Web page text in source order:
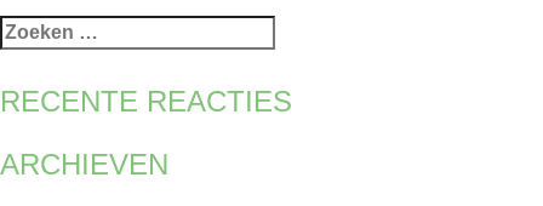
NAVIGATIE
Zoeken
naar:
RECENTE REACTIES
ARCHIEVEN